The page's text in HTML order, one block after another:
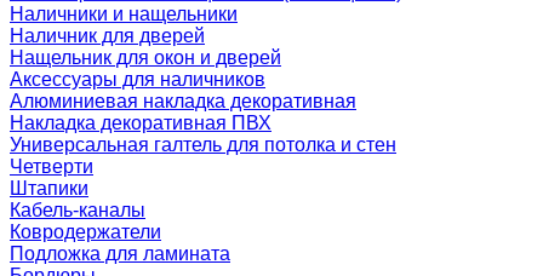
Наличники и нащельники
Наличник для дверей
Нащельник для окон и дверей
Аксессуары для наличников
Алюминиевая накладка декоративная
Накладка декоративная ПВХ
Универсальная галтель для потолка и стен
Четверти
Штапики
Кабель-каналы
Ковродержатели
Подложка для ламината